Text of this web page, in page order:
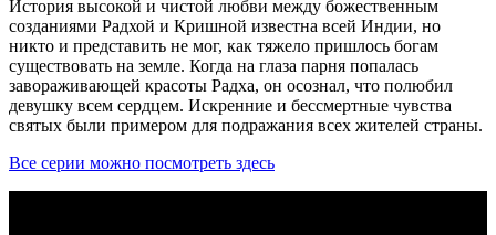
История высокой и чистой любви между божественным
созданиями Радхой и Кришной известна всей Индии, но
никто и представить не мог, как тяжело пришлось богам
существовать на земле. Когда на глаза парня попалась
завораживающей красоты Радха, он осознал, что полюбил
девушку всем сердцем. Искренние и бессмертные чувства
святых были примером для подражания всех жителей страны.
Все серии можно посмотреть здесь